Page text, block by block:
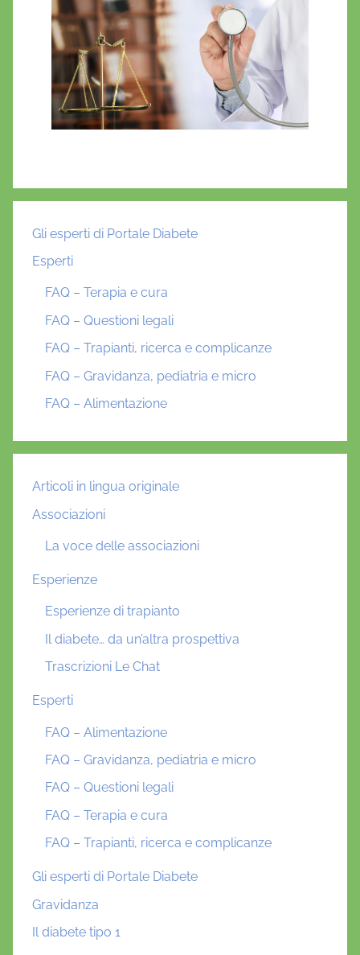
Gli esperti di Portale Diabete
Esperti
FAQ – Terapia e cura
FAQ – Questioni legali
FAQ – Trapianti, ricerca e complicanze
FAQ – Gravidanza, pediatria e micro
FAQ – Alimentazione
Articoli in lingua originale
Associazioni
La voce delle associazioni
Esperienze
Esperienze di trapianto
Il diabete… da un’altra prospettiva
Trascrizioni Le Chat
Esperti
FAQ – Alimentazione
FAQ – Gravidanza, pediatria e micro
FAQ – Questioni legali
FAQ – Terapia e cura
FAQ – Trapianti, ricerca e complicanze
Gli esperti di Portale Diabete
Gravidanza
Il diabete tipo 1